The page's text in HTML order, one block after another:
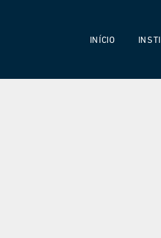
INÍCIO